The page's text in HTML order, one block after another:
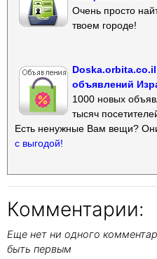
Очень просто
твоем городе!
объявлений
1000 новых
тысяч
Есть ненужные Вам вещи?
с выгодой!
Комментарии:
Еще нет ни одного
быть первым